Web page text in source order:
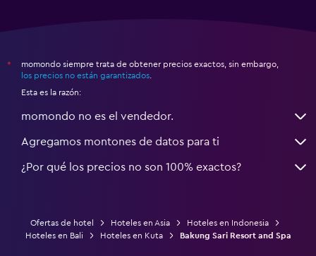
*
momondo siempre trata de obtener precios exactos, sin embargo,
los precios no están garantizados
Esta es la razón:
momondo no es el vendedor.
Agregamos montones de datos para ti
¿Por qué los precios no son 100% exactos?
Ofertas de hotel Hoteles en Asia
Hoteles en Indonesia
Hoteles en Bali
Hoteles en Kuta Bakung Sari Resort and Spa